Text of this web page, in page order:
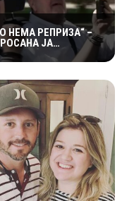
НЕМА РЕПРИЗА“ –
ЈА